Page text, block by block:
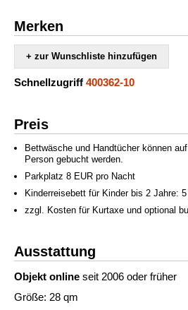
Merken
+ zur Wunschliste hinzufügen
Schnellzugriff 400362-10
Preis
Bettwäsche und Handtücher können
Person gebucht werden.
Parkplatz 8 EUR pro Nacht
Kinderreisebett für Kinder bis 2 Jahre:
zzgl. Kosten für Kurtaxe und optional
Ausstattung
Objekt online seit 2006 oder früher
Größe: 28 qm